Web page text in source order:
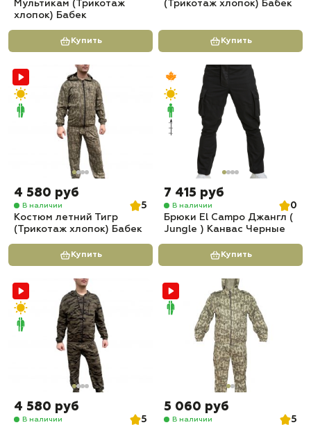
Мультикам (Трикотаж
хлопок) Бабек
Купить
(Трикотаж хлопок) Бабек
Купить
4 580 руб
В наличии
5
Костюм летний Тигр
(Трикотаж хлопок) Бабек
Купить
7 415 руб
В наличии
0
Брюки El Campo Джангл (
Jungle ) Канвас Черные
Купить
4 580 руб
В наличии
5
5 060 руб
В наличии
5